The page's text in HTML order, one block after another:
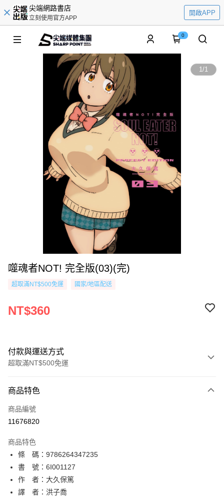
尖端網路書店
立刻使用官方APP
開啟APP
0
1/1
噬魂者NOT! 完全版(03)(完)
超取滿NT$500免運 國家/地區配送
NT$360
付款與運送方式
超取滿NT$500免運
信用卡一次付款
超商取貨付款
相關說明
【關於「AFTEE先享後付」】
AFTEE先享後付是「在收到商品之後才付款」的支付方式。 讓您購物簡單
便利好安心！
１．簡單：不需註冊會員、不需綁卡、不需儲值。
２．便利：只要手機號碼，簡訊認證，即可結帳。
ATM付款
運送方式
商品特色
商品編號
11676820
商品特色
條 碼：9786264347235
書 號：6I001127
作 者：大久保篤
譯 者：洪子喬